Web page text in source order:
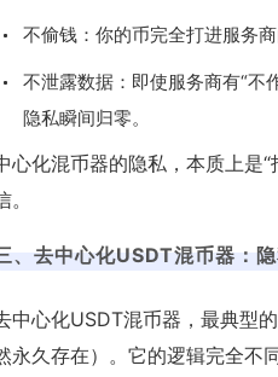
不偷钱：你的币完全打进服务
不泄露数据：即使服务商有“不
隐私瞬间归零。
心化混币器的隐私，本质上是
。
、去中心化USDT混币器：
中心化USDT混币器，最典型
永久存在）。它的逻辑完全不